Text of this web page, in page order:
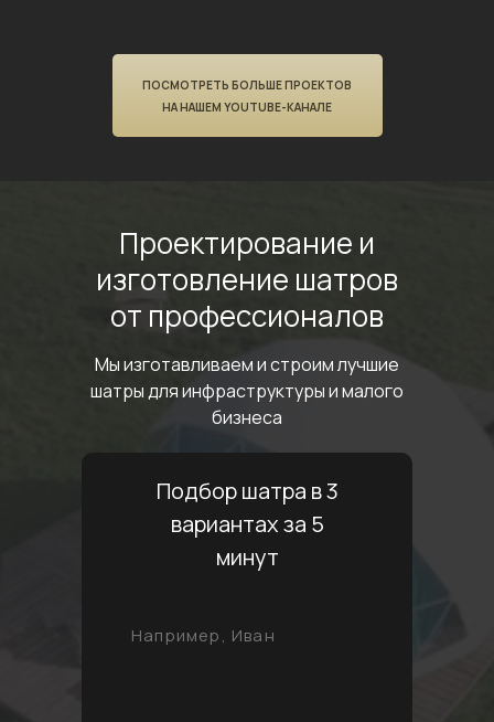
ПОСМОТРЕТЬ БОЛЬШЕ ПРОЕКТОВ
НА НАШЕМ YOUTUBE-КАНАЛЕ
Проектирование и
изготовление шатров
от профессионалов
Мы изготавливаем и строим лучшие
шатрыдля инфраструктуры и малого
бизнеса
Подбор шатра в 3
вариантах за 5
минут